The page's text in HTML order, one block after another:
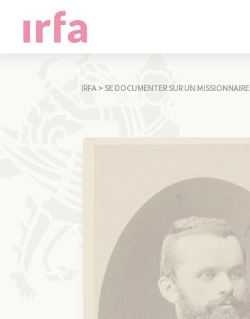
IRFA >SE DOCUMENTER SUR UN MISSIONNAIRE